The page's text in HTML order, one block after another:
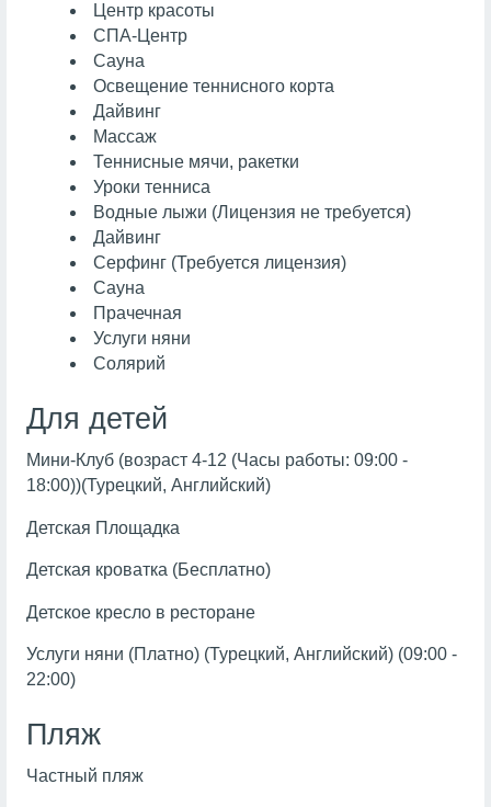
Центр красоты
СПА-Центр
Сауна
Освещение теннисного корта
Дайвинг
Массаж
Теннисные мячи, ракетки
Уроки тенниса
Водные лыжи (Лицензия не требуется)
Дайвинг
Серфинг (Требуется лицензия)
Сауна
Прачечная
Услуги няни
Солярий
Для детей
Мини-Клуб (возраст 4-12 (Часы работы: 09:00 -
18:00))(Турецкий, Английский)
Детская Площадка
Детская кроватка (Бесплатно)
Детское кресло в ресторане
Услуги няни (Платно) (Турецкий, Английский) (09:00 -
22:00)
Пляж
Частный пляж